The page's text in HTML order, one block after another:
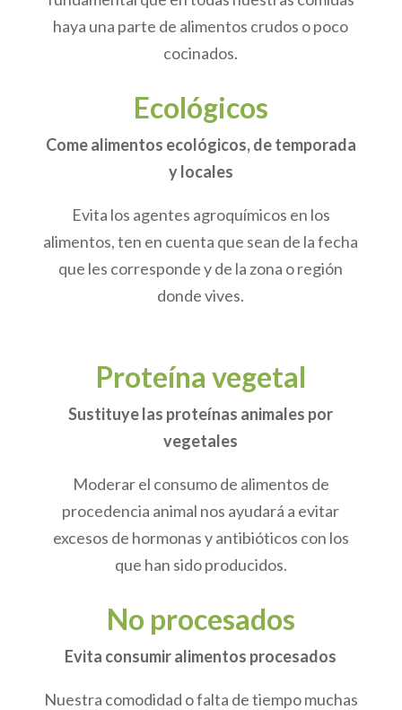
haya una parte de alimentos crudos o poco
cocinados.
Ecológicos
Come alimentos ecológicos, de temporada
y locales
Evita los agentes agroquímicos en los
alimentos, ten en cuenta que sean de la fecha
que les corresponde y de la zona o región
donde vives.
Proteína vegetal
Sustituye las proteínas animales por
vegetales
Moderar el consumo de alimentos de
procedencia animal nos ayudará a evitar
excesos de hormonas y antibióticos con los
que han sido producidos.
No procesados
Evita consumir alimentos procesados
Nuestra comodidad o falta de tiempo muchas